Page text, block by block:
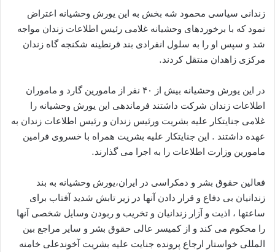
زندانی سیاسی محمود شه بخش به این یورش وحشیانه اعتراض
نمود که با برخوردهای وحشیانه غلامی رئیس اطلاعات زندان مواجه
شد و سپس او را به سلول انفرادی بند قرنطینه شکنجه گاه زندان
مرکزی زاهدان منتقل کردند.
در این یورش وحشیانه بیش از ۴۰ نفر از مامورین گارد و ماموران
اطلاعات زندان شرکت داشتند فرماندهی این یورش وحشیانه را
غلامی جنایتکار علیه بشریت ورئیس زندان و رئیس اطلاعات زندان به
عهده داشتند . این جنایتکار علیه بشریت همراه با خسروی فرامین
مامورین وزارت اطلاعات را به اجرا می گذارند.
فعالین حقوق بشر و دمکراسی در ایران،یورش وحشیانه به بند
زندانیان بی دفاع و قرار دادن آنها در زیر تابش شدید آفتاب برای
ساعتها ، اذیت و آزار زندانیان و تخریب و ربودن وسایل شخصی آنها
را محکوم می کند و از کمیسر عالی حقوق بشر و سایر مراجع بین
المللی خواستار ارجاع پرونده جنایت علیه بشریت آخوندعلی خامنه